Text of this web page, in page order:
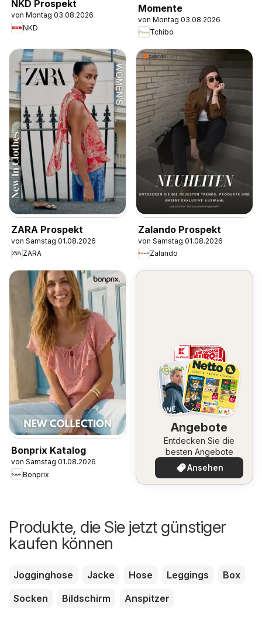
NKD Prospekt
von Montag 03.08.2026
NKD
Momente
von Montag 03.08.2026
Tchibo
ZARA Prospekt
von Samstag 01.08.2026
ZARA
Zalando Prospekt
von Samstag 01.08.2026
Zalando
Bonprix Katalog
von Samstag 01.08.2026
Bonprix
Angebote
Entdecken Sie die
besten Angebote
Ansehen
Produkte, die Sie jetzt günstiger
kaufen können
Jogginghose Jacke Hose Leggings
Box
Socken
Bildschirm Anspitzer